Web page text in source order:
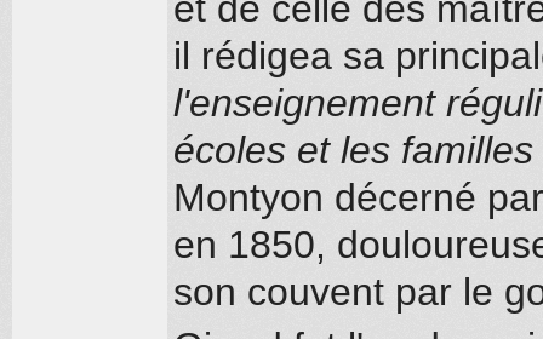
il rédigea sa
l'enseignement
écoles et les familles
Montyon décerné
en 1850,
son couvent par le